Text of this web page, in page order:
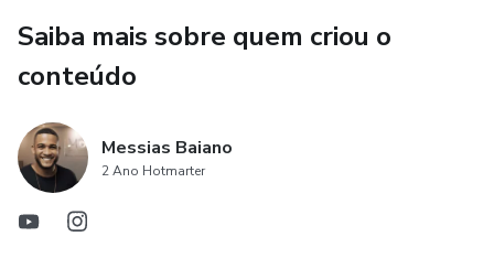
Saiba mais sobre quem criou o
conteúdo
Messias Baiano
2 Ano Hotmarter